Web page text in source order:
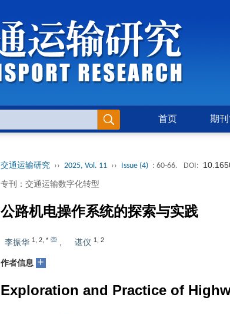
首页 期
交通运输研究 ›› 2025, Vol. 11 ›› Issue (4) : 60-66. DOI:
专刊：交通运输数字化转型
公路机电操作系统的探索与实践
李振华 1 2, * 谌仪 1 2
作者信息 +
Exploration and Practice of